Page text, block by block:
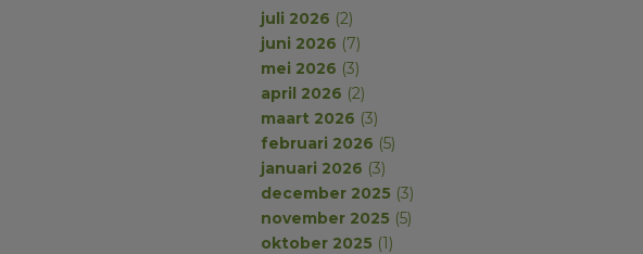
juli 2026 (2)
juni 2026 (7)
mei 2026 (3)
april 2026 (2)
maart 2026 (3)
februari 2026 (5)
januari 2026 (3)
december 2025 (3)
november 2025 (5)
oktober 2025 (1)